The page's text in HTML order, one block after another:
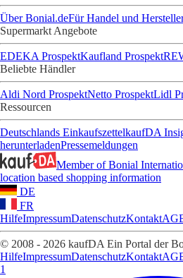
Über Bonial.deFür Handel und
Supermarkt Angebote
EDEKA ProspektKaufland Prospekt
Beliebte Händler
Aldi Nord ProspektNetto ProspektLidl
Ressourcen
Deutschlands EinkaufszettelkaufDA
herunterladenPressemeldungen
Member of Bonial
location based shopping information
DE
FR
HilfeImpressumDatenschutzKontakt
© 2008 - 2026 kaufDA Ein Portal der
HilfeImpressumDatenschutzKontakt
1